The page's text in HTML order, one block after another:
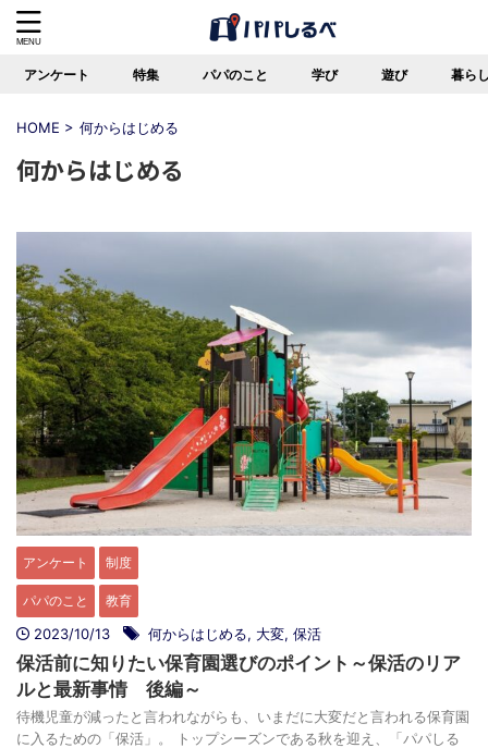
アンケート 特集 パパのこと 学び 遊び 暮ら
HOME > 何からはじめる
何からはじめる
アンケート 制度
パパのこと 教育
2023/10/13 何からはじめる, 大変, 保活
保活前に知りたい保育園選びのポイント～保活のリア
ルと最新事情 後編～
待機児童が減ったと言われながらも、いまだに大変だと言われる保育園
に入るための「保活」。 トップシーズンである秋を迎え、「パパしる